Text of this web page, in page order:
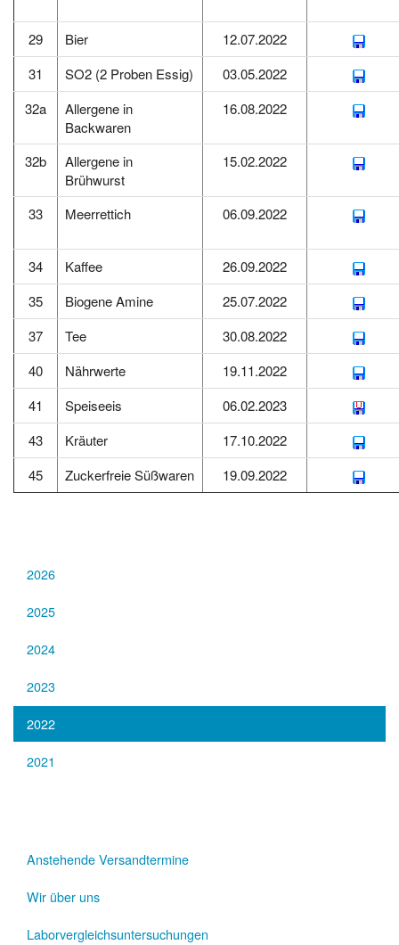
29 Bier
12.07.2022
31
SO2 (2 Proben Essig)
03.05.2022
32a
Allergene in
Backwaren
16.08.2022
32b
Allergene in
Brühwurst
15.02.2022
33 Meerrettich 06.09.2022
34 Kaffee
26.09.2022
35
Biogene Amine
25.07.2022
37
Tee
30.08.2022
40
Nährwerte
19.11.2022
41
Speiseeis
06.02.2023
43
Kräuter
17.10.2022
45
Zuckerfreie Süßwaren 19.09.2022
2026
2025
2024
2023
2022
2021
Anstehende Versandtermine
Wir über uns
Laborvergleichsuntersuchungen